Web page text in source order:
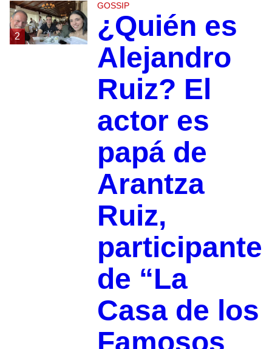
2
GOSSIP
¿Quién es
Alejandro
Ruiz? El
actor es
papá de
Arantza
Ruiz,
participante
de “La
Casa de los
Famosos